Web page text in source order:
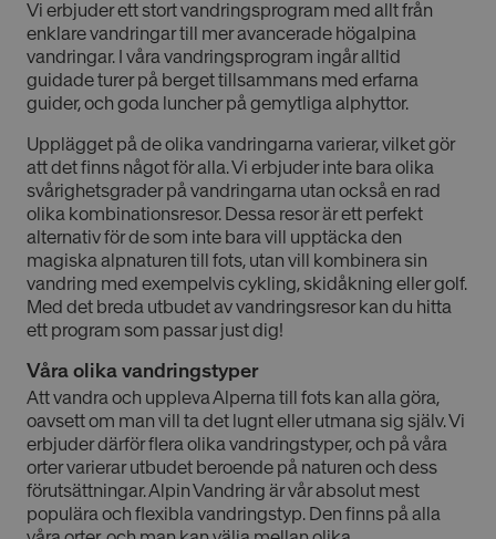
Vi erbjuder ett stort vandringsprogram med allt från
enklare vandringar till mer avancerade högalpina
vandringar. I våra vandringsprogram ingår alltid
guidade turer på berget tillsammans med erfarna
guider, och goda luncher på gemytliga alphyttor.
Upplägget på de olika vandringarna varierar, vilket gör
att det finns något för alla. Vi erbjuder inte bara olika
svårighetsgrader på vandringarna utan också en rad
olika kombinationsresor. Dessa resor är ett perfekt
alternativ för de som inte bara vill upptäcka den
magiska alpnaturen till fots, utan vill kombinera sin
vandring med exempelvis cykling, skidåkning eller golf.
Med det breda utbudet av vandringsresor kan du hitta
ett program som passar just dig!
Våra olika vandringstyper
Att vandra och uppleva Alperna till fots kan alla göra,
oavsett om man vill ta det lugnt eller utmana sig själv. Vi
erbjuder därför flera olika vandringstyper, och på våra
orter varierar utbudet beroende på naturen och dess
förutsättningar. Alpin Vandring är vår absolut mest
populära och flexibla vandringstyp. Den finns på alla